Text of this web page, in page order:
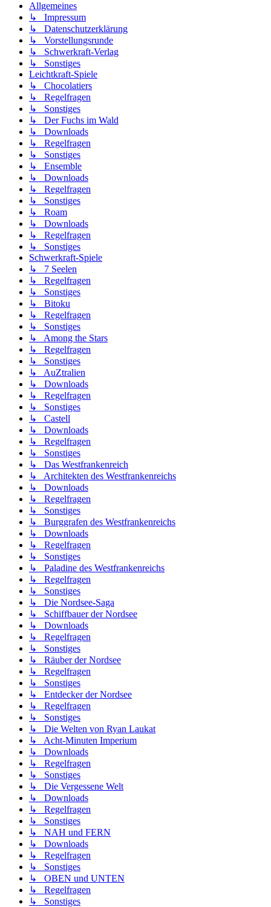
Allgemeines
↳ Impressum
↳ Datenschutzerklärung
↳ Vorstellungsrunde
↳ Schwerkraft-Verlag
↳ Sonstiges
Leichtkraft-Spiele
↳ Chocolatiers
↳ Regelfragen
↳ Sonstiges
↳ Der Fuchs im Wald
↳ Downloads
↳ Regelfragen
↳ Sonstiges
↳ Ensemble
↳ Downloads
↳ Regelfragen
↳ Sonstiges
↳ Roam
↳ Downloads
↳ Regelfragen
↳ Sonstiges
Schwerkraft-Spiele
↳ 7 Seelen
↳ Regelfragen
↳ Sonstiges
↳ Bitoku
↳ Regelfragen
↳ Sonstiges
↳ Among the Stars
↳ Regelfragen
↳ Sonstiges
↳ AuZtralien
↳ Downloads
↳ Regelfragen
↳ Sonstiges
↳ Castell
↳ Downloads
↳ Regelfragen
↳ Sonstiges
↳ Das Westfrankenreich
↳ Architekten des Westfrankenreichs
↳ Downloads
↳ Regelfragen
↳ Sonstiges
↳ Burggrafen des Westfrankenreichs
↳ Downloads
↳ Regelfragen
↳ Sonstiges
↳ Paladine des Westfrankenreichs
↳ Regelfragen
↳ Sonstiges
↳ Die Nordsee-Saga
↳ Schiffbauer der Nordsee
↳ Downloads
↳ Regelfragen
↳ Sonstiges
↳ Räuber der Nordsee
↳ Regelfragen
↳ Sonstiges
↳ Entdecker der Nordsee
↳ Regelfragen
↳ Sonstiges
↳ Die Welten von Ryan Laukat
↳ Acht-Minuten Imperium
↳ Downloads
↳ Regelfragen
↳ Sonstiges
↳ Die Vergessene Welt
↳ Downloads
↳ Regelfragen
↳ Sonstiges
↳ NAH und FERN
↳ Downloads
↳ Regelfragen
↳ Sonstiges
↳ OBEN und UNTEN
↳ Regelfragen
↳ Sonstiges